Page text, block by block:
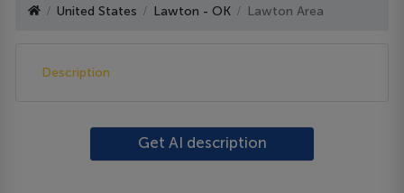
United States Lawton - OK Lawton Area
Description
Get AI description